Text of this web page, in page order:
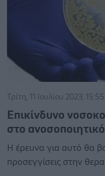
Τρίτη, 11 Ιουλίου 2023, 15:55
Επικίνδυνο
στο ανοσοποιητικό
Η έρευνα για αυτό θα
προσεγγίσεις στην